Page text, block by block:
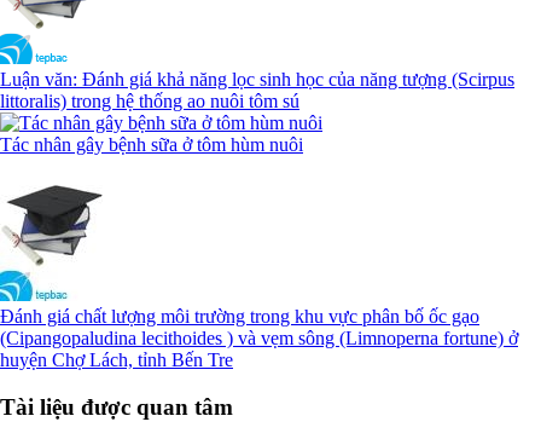
Luận văn: Đánh giá khả năng lọc sinh học của năng tượng (Scirpus
littoralis) trong hệ thống ao nuôi tôm sú
Tác nhân gây bệnh sữa ở tôm hùm nuôi
Đánh giá chất lượng môi trường trong khu vực phân bố ốc gạo
(Cipangopaludina lecithoides ) và vẹm sông (Limnoperna fortune) ở
huyện Chợ Lách, tỉnh Bến Tre
Tài liệu được quan tâm